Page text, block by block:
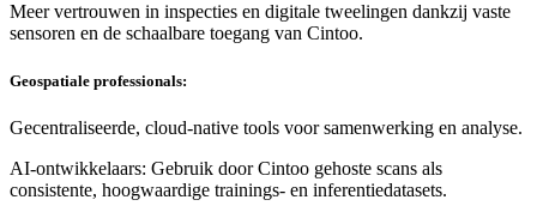
Meer vertrouwen in inspecties en digitale tweelingen dankzij vaste
sensoren en de schaalbare toegang van Cintoo.
Geospatiale professionals:
Gecentraliseerde, cloud-native tools voor samenwerking en analyse.
AI-ontwikkelaars: Gebruik door Cintoo gehoste scans als
consistente, hoogwaardige trainings- en inferentiedatasets.